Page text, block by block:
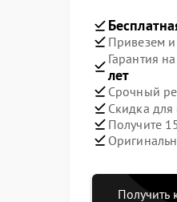
Привезем
Гарантия
лет
Срочный
Скидка для
Получите
Получить